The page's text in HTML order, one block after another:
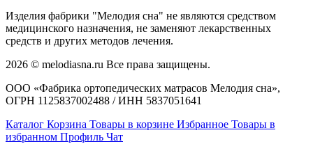
Изделия фабрики "Мелодия сна" не являются средством
медицинского назначения, не заменяют лекарственных
средств и других методов лечения.
2026 © melodiasna.ru Все права защищены.
ООО «Фабрика ортопедических матрасов Мелодия сна»,
ОГРН 1125837002488 / ИНН 5837051641
Каталог Корзина Товары в корзине Избранное Товары в
избранном Профиль Чат